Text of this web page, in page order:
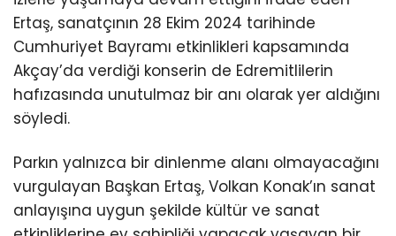
Ertaş, sanatçının 28 Ekim 2024 tarihinde
Cumhuriyet Bayramı etkinlikleri kapsamında
Akçay’da verdiği konserin de Edremitlilerin
hafızasında unutulmaz bir anı olarak yer aldığını
söyledi.
Parkın yalnızca bir dinlenme alanı olmayacağını
vurgulayan Başkan Ertaş, Volkan Konak’ın sanat
anlayışına uygun şekilde kültür ve sanat